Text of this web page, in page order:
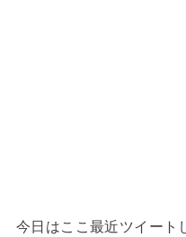
今日はここ最近ツイート